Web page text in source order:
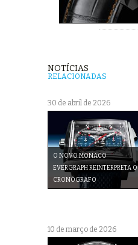
NOTÍCIAS
RELACIONADAS
30 de abril de 2026
O NOVO MONACO
EVERGRAPH REINTERPRETA O
CRONÓGRAFO
10 de março de 2026